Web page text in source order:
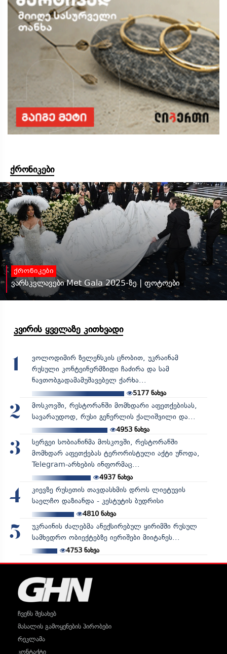
ქრონიკები
ქრონიკები
ვარსკვლავები Met Gala 2025-ზე | ფოტოები
კვირის ყველაზე კითხვადი
1
ვოლოდიმირ ზელენსკის ცნობით, უკრაინამ
რუსული კონტეინერმზიდი ჩაძირა და სამ
ნავთობგადამამუშავებელ ქარხა...
5177 ნახვა
2
მოსკოვში, რესტორანში მომხდარი აფეთქებისას,
სავარაუდოდ, რუსი გენერლის ქალიშვილი და...
4953ნახვა
3
სერგეი სობიანინმა მოსკოვში, რესტორანში
მომხდარ აფეთქებას ტერორისტული აქტი უწოდა,
Telegram-არხების ინფორმაც...
4937ნახვა
4
კიევზე რუსეთის თავდასხმის დროს ლიეტუვის
საელჩო დაზიანდა - კესტუტის ბუდრისი
4810ნახვა
5
უკრაინის ძალებმა ანექსირებულ ყირიმში რუსულ
სამხედრო ობიექტებზე იერიშები მიიტანეს...
4753ნახვა
ჩვენს შესახებ
მასალის გამოყენების პირობები
რეკლამა
კონტაქტი